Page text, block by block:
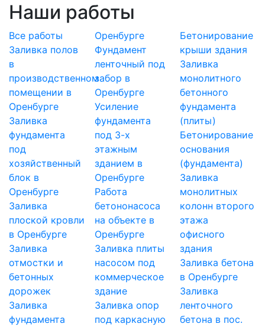
Наши работы
Все работы
Заливка полов
в
производственном
помещении в
Оренбурге
Заливка
фундамента
под
хозяйственный
блок в
Оренбурге
Заливка
плоской кровли
в Оренбурге
Заливка
отмостки и
бетонных
дорожек
Заливка
фундамента
Оренбурге
Фундамент
ленточный под
забор в
Оренбурге
Усиление
фундамента
под 3-х
этажным
зданием в
Оренбурге
Работа
бетононасоса
на объекте в
Оренбурге
Заливка плиты
насосом под
коммерческое
здание
Заливка опор
под каркасную
Бетонирование
крыши здания
Заливка
монолитного
бетонного
фундамента
(плиты)
Бетонирование
основания
(фундамента)
Заливка
монолитных
колонн второго
этажа
офисного
здания
Заливка бетона
в Оренбурге
Заливка
ленточного
бетона в пос.